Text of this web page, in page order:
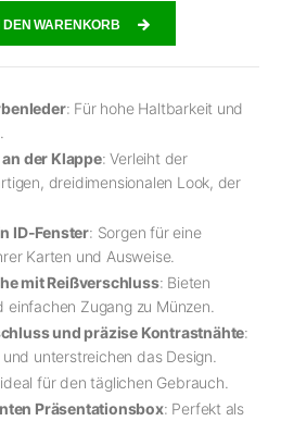
DEN WARENKORB
: Für hohe Haltbarkeit und
der Klappe: Verleiht der
dreidimensionalen Look, der
ID-Fenster: Sorgen für eine
Karten und Ausweise.
mit Reißverschluss: Bieten
Zugang zu Münzen.
und präzise Kontrastnähte:
unterstreichen das Design.
für den täglichen Gebrauch.
Präsentationsbox: Perfekt als